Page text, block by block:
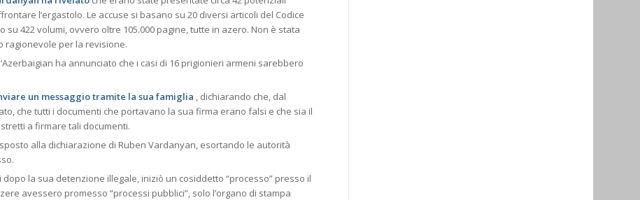
l’ergastolo. Le accuse si basano su 20 diversi articoli del Codice
422 volumi, ovvero oltre 105.000 pagine, tutte in azero. Non è stata
ragionevole per la revisione.
ha annunciato che i casi di 16 prigionieri armeni sarebbero
un messaggio tramite la sua famiglia , dichiarando che, dal
che tutti i documenti che portavano la sua firma erano falsi e che sia il
a firmare tali documenti.
alla dichiarazione di Ruben Vardanyan, esortando le autorità
la sua detenzione illegale, iniziò un cosiddetto “processo” presso il
avessero promesso “processi pubblici”, solo l’organo di stampa